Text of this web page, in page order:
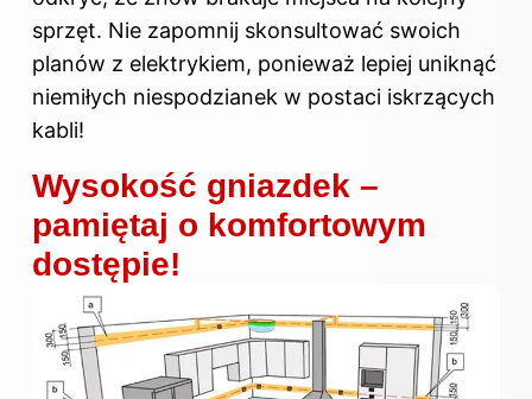
sprzęt. Nie zapomnij skonsultować swoich
planów z elektrykiem, ponieważ lepiej uniknąć
niemiłych niespodzianek w postaci iskrzących
kabli!
Wysokość gniazdek –
pamiętaj o komfortowym
dostępie!